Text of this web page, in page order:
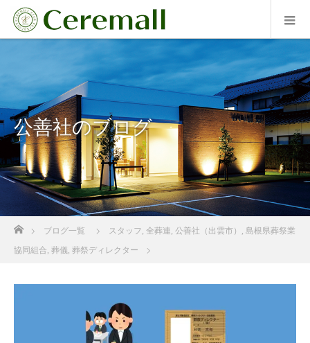
公善社のブログ
ブログ一覧 スタッフ , 全葬連, 公善社（出雲市） , 島根県葬祭業
協同組合, 葬儀, 葬祭ディレクター